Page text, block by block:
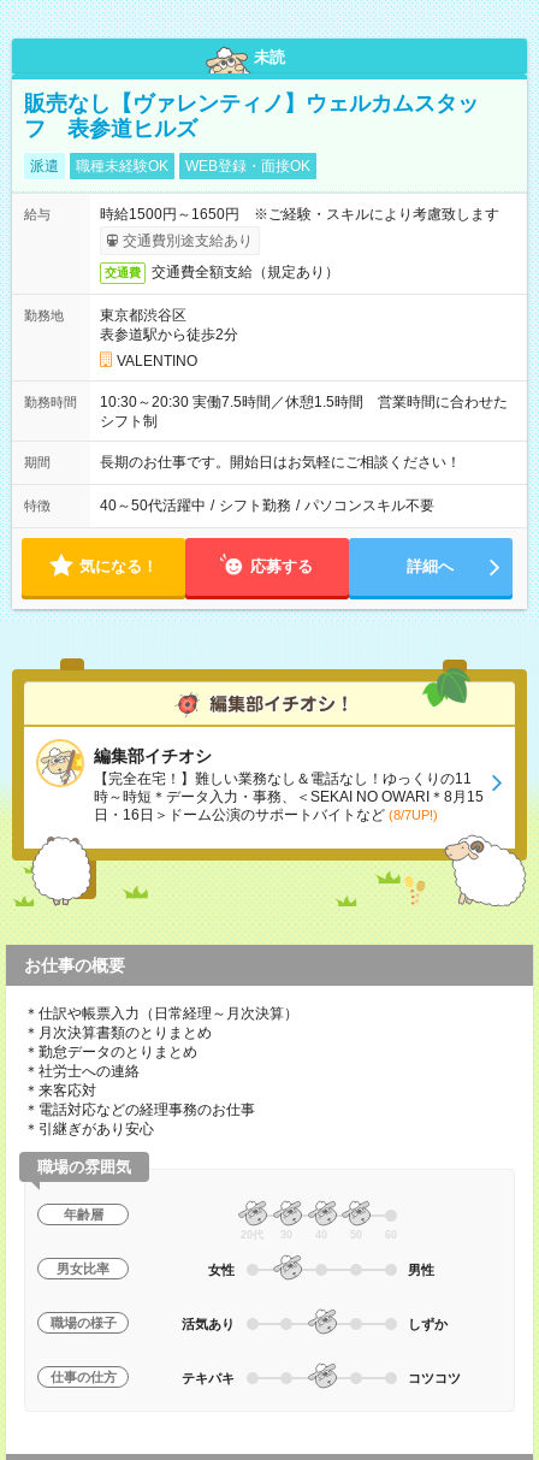
未読
販売なし【ヴァレンティノ】ウェルカムスタッ
フ 表参道ヒルズ
派遣 職種未経験OK WEB登録・面接OK
給与
時給1500円～1650円 ※ご経験・スキルにより考慮致します
交通費別途支給あり
交通費 交通費全額支給（規定あり）
勤務地
東京都渋谷区
表参道駅から徒歩2分
VALENTINO
勤務時間
10:30～20:30 実働7.5時間／休憩1.5時間 営業時間に合わせた
シフト制
期間 長期のお仕事です。開始日はお気軽にご相談ください！
特徴 40～50代活躍中 / シフト勤務 / パソコンスキル不要
気になる！ 応募する 詳細へ
編集部イチオシ
【完全在宅！】難しい業務なし＆電話なし！ゆっくりの11
時～時短＊データ入力・事務、＜SEKAI NO OWARI＊8月15
日・16日＞ドーム公演のサポートバイトなど (8/7UP!)
お仕事の概要
＊仕訳や帳票入力（日常経理～月次決算）
＊月次決算書類のとりまとめ
＊勤怠データのとりまとめ
＊社労士への連絡
＊来客応対
＊電話対応などの経理事務のお仕事
＊引継ぎがあり安心
職場の雰囲気
年齢層
20代 30 40 50 60
男女比率 女性 男性
職場の様子 活気あり しずか
仕事の仕方 テキパキ コツコツ